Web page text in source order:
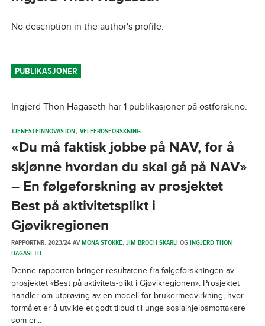
No description in the author's profile.
PUBLIKASJONER
Ingjerd Thon Hagaseth har 1 publikasjoner på ostforsk.no.
TJENESTEINNOVASJON, VELFERDSFORSKNING
«Du må faktisk jobbe på NAV, for å
skjønne hvordan du skal gå på NAV»
– En følgeforskning av prosjektet
Best på aktivitetsplikt i
Gjøvikregionen
RAPPORTNR. 2023/24 AVMONA STOKKE,JIM BROCH SKARLIOGINGJERD THON
HAGASETH
Denne rapporten bringer resultatene fra følgeforskningen av
prosjektet «Best på aktivitets-plikt i Gjøvikregionen». Prosjektet
handler om utprøving av en modell for brukermedvirkning, hvor
formålet er å utvikle et godt tilbud til unge sosialhjelpsmottakere
som er...